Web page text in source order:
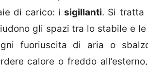
di carico: isigillanti. Si tratta
gli spazi tra lo stabile e
fuoriuscita di aria o
calore o freddo